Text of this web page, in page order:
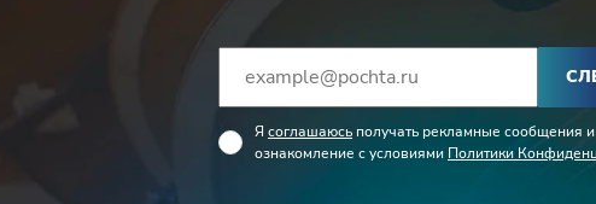
Я соглашаюсь получать рекламные сообщения
ознакомление с условиями Политики